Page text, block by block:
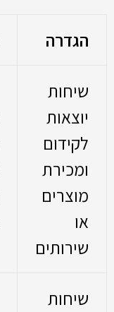
הגדרה
שיחות
יוצאות
לקידום
ומכירת
מוצרים
או
שירותים
שיחות